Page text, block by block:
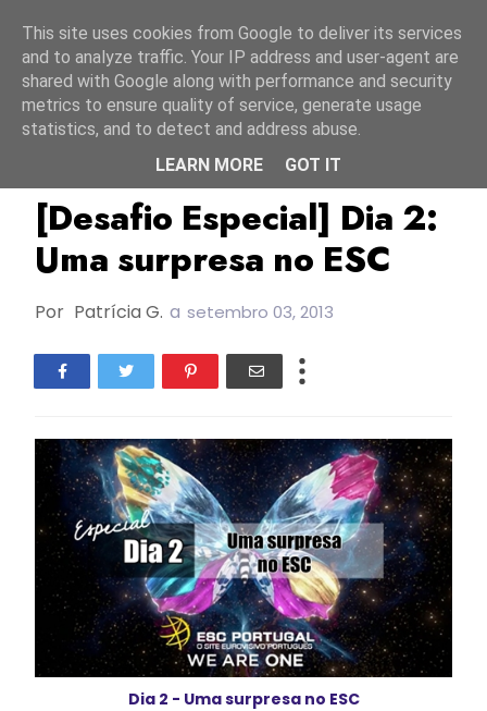
Desafio Especial
[Desafio Especial] Dia 2:
Uma surpresa no ESC
Por Patrícia G. a setembro 03, 2013
Dia 2 - Uma surpresa no ESC
This site uses cookies from Google to deliver its services
and to analyze traffic. Your IP address and user-agent are
shared with Google along with performance and security
metrics to ensure quality of service, generate usage
statistics, and to detect and address abuse.
LEARN MORE
GOT IT